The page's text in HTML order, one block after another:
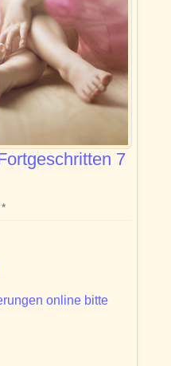
7
online bitte